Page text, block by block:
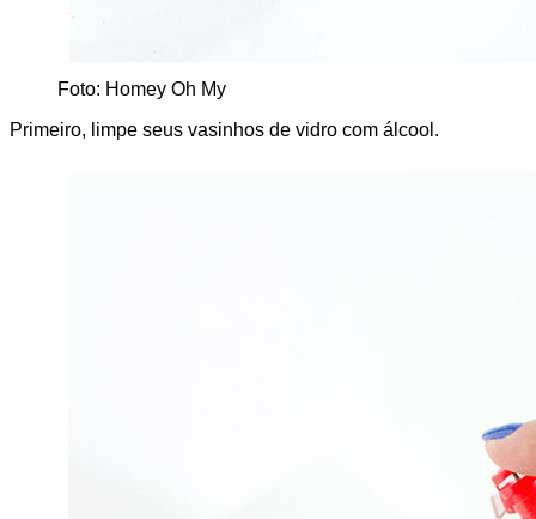
Foto: Homey Oh My
Primeiro, limpe seus vasinhos de vidro com álcool.